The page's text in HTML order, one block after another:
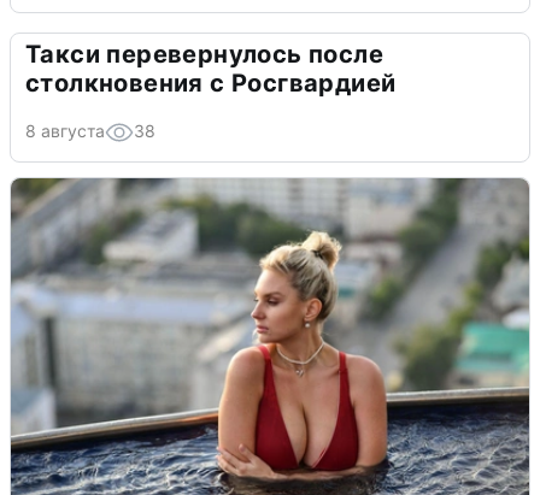
Такси перевернулось после
столкновения с Росгвардией
8 августа 38